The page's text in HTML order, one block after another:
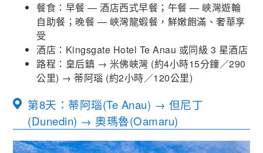
餐食：早餐 — 酒店西式早餐；午餐 — 峽灣遊輪
自助餐；晚餐 — 峽灣龍蝦餐，鮮嫩飽滿、奢華享
受
酒店：Kingsgate Hotel Te Anau 或同級 3 星酒店
路程：皇后鎮 → 米佛峽灣 (約4小時15分鐘／290
公里) → 蒂阿瑙 (約2小時／120公里)
第8天：蒂阿瑙(Te Anau) → 但尼丁
(Dunedin) → 奧瑪魯(Oamaru)